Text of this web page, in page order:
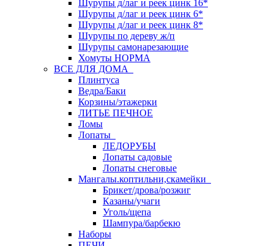
Шурупы д/лаг и реек цинк 16*
Шурупы д/лаг и реек цинк 6*
Шурупы д/лаг и реек цинк 8*
Шурупы по дереву ж/п
Шурупы самонарезающие
Хомуты НОРМА
ВСЕ ДЛЯ ДОМА
Плинтуса
Ведра/Баки
Корзины/этажерки
ЛИТЬЕ ПЕЧНОЕ
Ломы
Лопаты
ЛЕДОРУБЫ
Лопаты садовые
Лопаты снеговые
Мангалы.коптильни,скамейки
Брикет/дрова/розжиг
Казаны/учаги
Уголь/щепа
Шампура/барбекю
Наборы